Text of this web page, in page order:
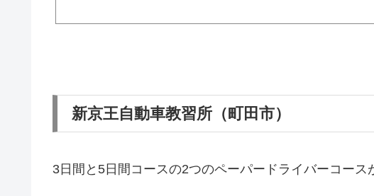
新京王自動車教習所（町田市）
3日間と5日間コースの2つのペーパードライバーコース